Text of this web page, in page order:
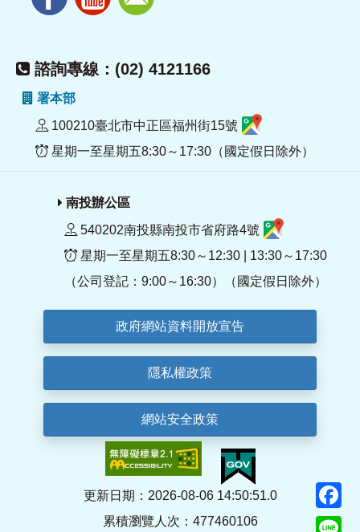
諮詢專線：(02) 4121166
署本部
100210臺北市中正區福州街15號
星期一至星期五8:30～17:30（國定假日除外）
南投辦公區
540202南投縣南投市省府路4號
星期一至星期五8:30～12:30 | 13:30～17:30
（公司登記：9:00～16:30）（國定假日除外）
政府網站資料開放宣告
隱私權政策
網站安全政策
更新日期：2026-08-06 14:50:51.0
累積瀏覽人次：477460106